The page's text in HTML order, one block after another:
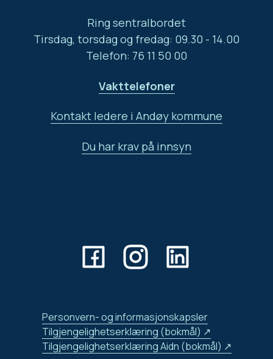
Ring sentralbordet
Tirsdag, torsdag og fredag: 09.30 - 14.00
Telefon: 76 11 50 00
Vakttelefoner
Kontakt ledere i Andøy kommune
Du har krav på innsyn
Personvern- og informasjonskapsler
Tilgjengelighetserklæring (bokmål)
Tilgjengelighetserklæring Aidn (bokmål)